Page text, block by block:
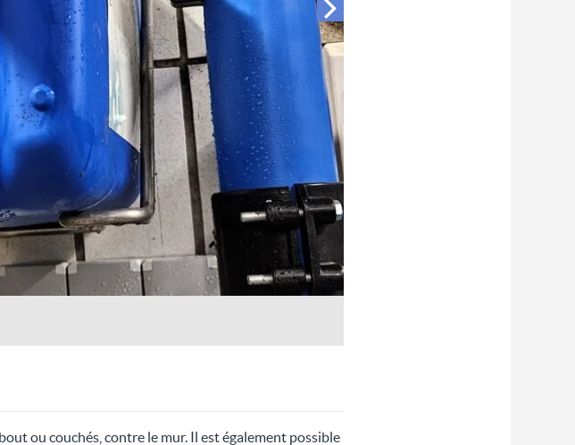
ou couchés, contre le mur. Il est également possible